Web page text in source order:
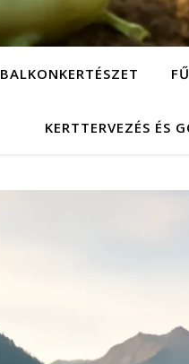
BALKONKERTÉSZET
KERTTERVEZÉS ÉS